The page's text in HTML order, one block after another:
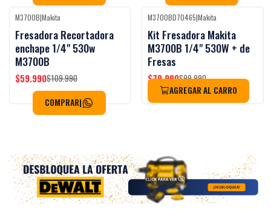
-45%OFF
M3700B|Makita
Fresadora Recortadora
enchape 1/4" 530w
M3700B
$59.990$109.990
COMPRAR|
-20%OFF
M3700BD70465|Makita
Kit Fresadora Makita
M3700B 1/4" 530W + de
Fresas
$79.990$99.990
AGREGAR AL CARRO